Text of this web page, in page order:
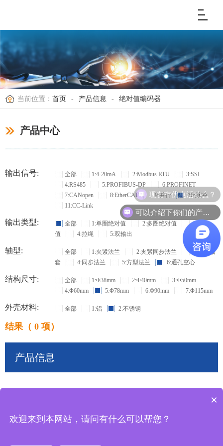
当前位置： 首页 - 产品信息 - 绝对值编码器
产品中心
输出信号: 全部 1:4-20mA 2:Modbus RTU
3:SSI
4:RS485
5:PROFIBUS-DP
6:PROFINET
7:CANopen
8:EtherCAT 9:并行
10:脉冲
11:CC-Link
输出类型: 全部 1:单圈绝对值 2:多圈绝对值
3:增量
值
4:拉绳 5:双输出
轴型: 全部 1:夹紧法兰 2:夹紧同步法兰
3:盲孔轴
套
4:同步法兰 5:方型法兰 6:通孔空心
结构尺寸: 全部 1:Φ38mm 2:Φ40mm
3:Φ50mm
4:Φ60mm
5:Φ78mm 6:Φ90mm 7:Φ115mm
外壳材料: 全部 1:铝 2:不锈钢
结果（ 0 项）
产品信息
可以介绍下你们的产品么？
现在有优惠活动么？
×
欢迎来到本网站，请问有什么可以帮您？